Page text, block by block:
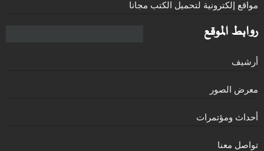
مواقع إلكترونية لتحميل الكتب مجانا
روابط الموقع
أرشيف
معرض الصور
أحداث ومؤتمرات
تواصل معنا